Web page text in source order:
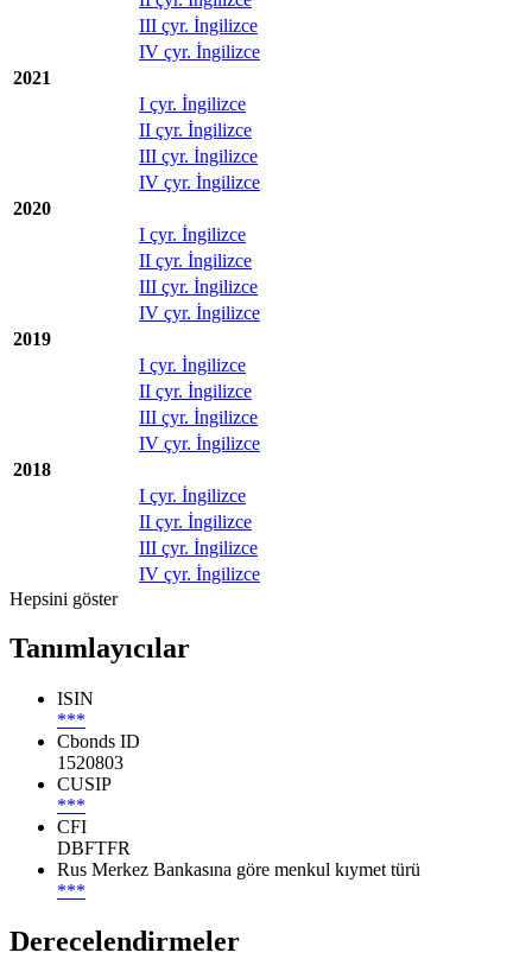
III çyr. İngilizce
IV çyr. İngilizce
2021
I çyr. İngilizce
II çyr. İngilizce
III çyr. İngilizce
IV çyr. İngilizce
2020
I çyr. İngilizce
II çyr. İngilizce
III çyr. İngilizce
IV çyr. İngilizce
2019
I çyr. İngilizce
II çyr. İngilizce
III çyr. İngilizce
IV çyr. İngilizce
2018
I çyr. İngilizce
II çyr. İngilizce
III çyr. İngilizce
IV çyr. İngilizce
Hepsini göster
Tanımlayıcılar
ISIN
***
Cbonds ID
1520803
CUSIP
***
CFI
DBFTFR
Rus Merkez Bankasına göre menkul kıymet türü
***
Derecelendirmeler